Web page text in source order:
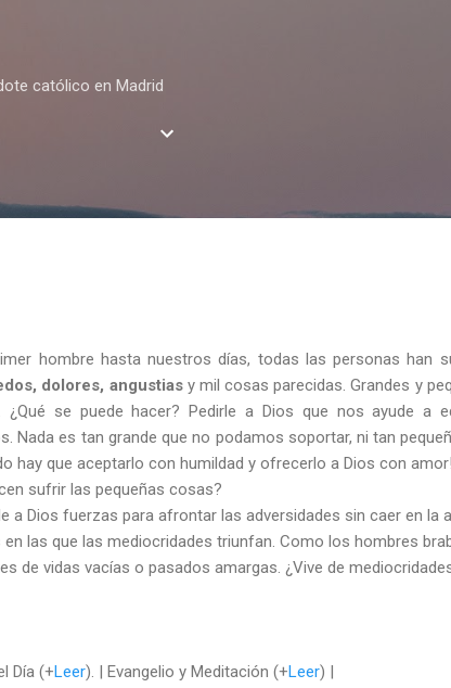
católico en Madrid
hombre hasta nuestros días, todas las personas han
dolores, angustiasy mil cosas parecidas. Grandes y
¿Qué se puede hacer? Pedirle a Dios que nos ayude a
Nada es tan grande que no podamos soportar, ni tan
hay que aceptarlo con humildad y ofrecerlo a Dios con amor!
sufrir las pequeñas cosas?
a Dios fuerzas para afrontar las adversidades sin caer en la
en las que las mediocridades triunfan. Como los hombres
de vidas vacías o pasados amargas. ¿Vive de
Día (+Leer). | Evangelio y Meditación (+Leer) |